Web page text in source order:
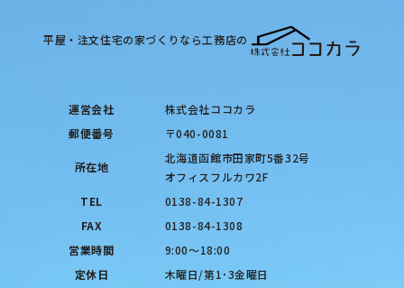
平屋・注文住宅の家づくりなら工務店の
運営会社
株式会社ココカラ
郵便番号
〒040-0081
所在地
北海道函館市田家町5番32号
オフィスフルカワ2F
TEL
0138-84-1307
FAX
0138-84-1308
営業時間
9:00〜18:00
定休日
木曜日/第1･3金曜日